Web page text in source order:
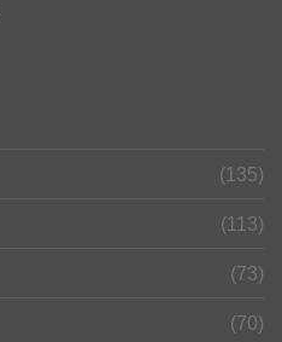
(135)
(113)
(73)
(70)